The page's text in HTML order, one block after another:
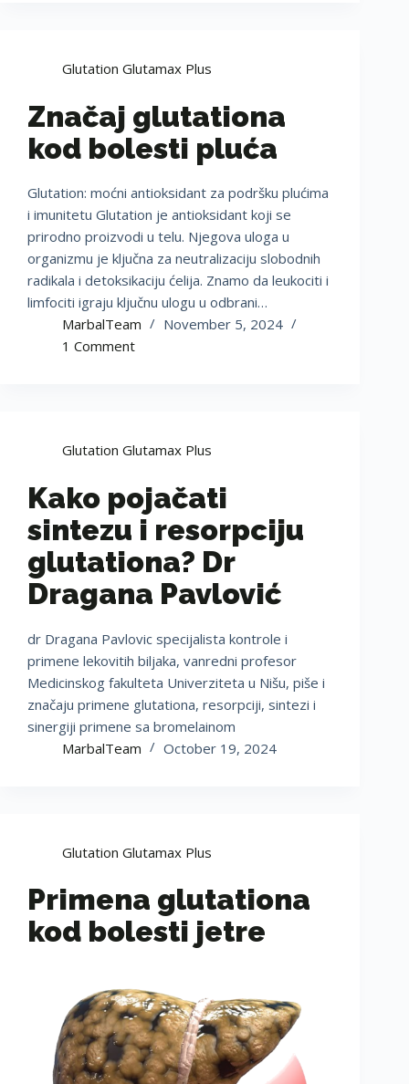
Glutation Glutamax Plus
Značaj glutationa
kod bolesti pluća
Glutation: moćni antioksidant za podršku plućima
i imunitetu Glutation je antioksidant koji se
prirodno proizvodi u telu. Njegova uloga u
organizmu je ključna za neutralizaciju slobodnih
radikala i detoksikaciju ćelija. Znamo da leukociti i
limfociti igraju ključnu ulogu u odbrani…
MarbalTeam
November 5, 2024
1 Comment
Glutation Glutamax Plus
Kako pojačati
sintezu i resorpciju
glutationa? Dr
Dragana Pavlović
dr Dragana Pavlovic specijalista kontrole i
primene lekovitih biljaka, vanredni profesor
Medicinskog fakulteta Univerziteta u Nišu, piše i
značaju primene glutationa, resorpciji, sintezi i
sinergiji primene sa bromelainom
MarbalTeam
October 19, 2024
Glutation Glutamax Plus
Primena glutationa
kod bolesti jetre